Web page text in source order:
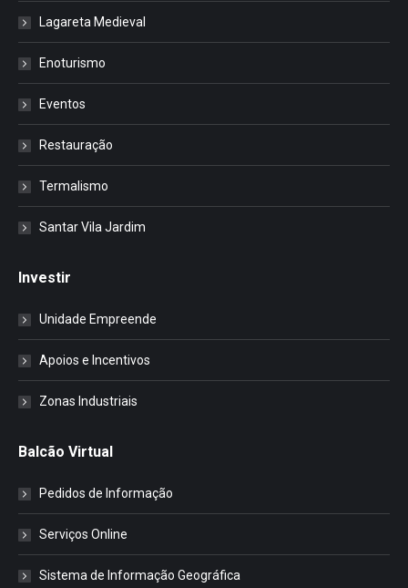
Lagareta Medieval
Enoturismo
Eventos
Restauração
Termalismo
Santar Vila Jardim
Investir
Unidade Empreende
Apoios e Incentivos
Zonas Industriais
Balcão Virtual
Pedidos de Informação
Serviços Online
Sistema de Informação Geográfica